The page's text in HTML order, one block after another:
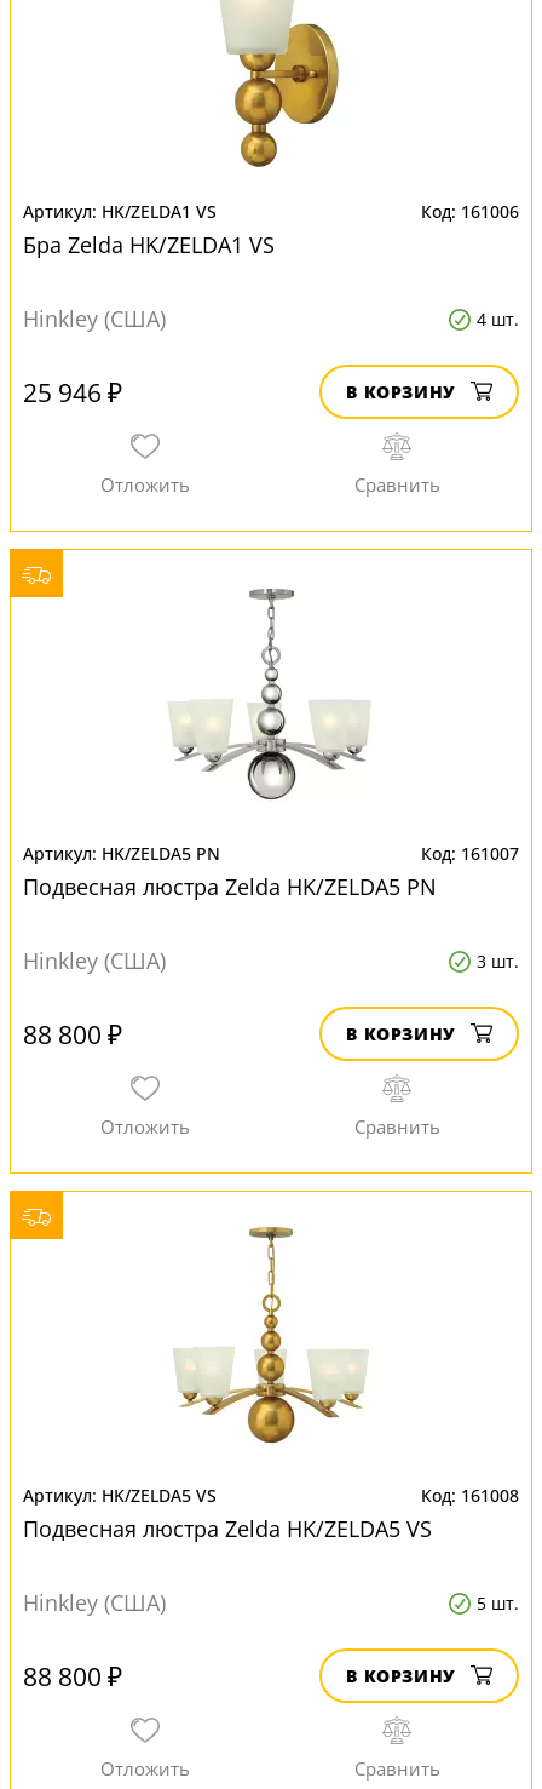
HK/ZELDA1 VS 161006
Бра Zelda HK/ZELDA1 VS
Hinkley (США) 4 шт.
25 946 ₽ В КОРЗИНУ
HK/ZELDA5 PN 161007
Подвесная люстра Zelda HK/ZELDA5 PN
Hinkley (США) 3 шт.
88 800 ₽ В КОРЗИНУ
HK/ZELDA5 VS 161008
Подвесная люстра Zelda HK/ZELDA5 VS
Hinkley (США) 5 шт.
88 800 ₽ В КОРЗИНУ